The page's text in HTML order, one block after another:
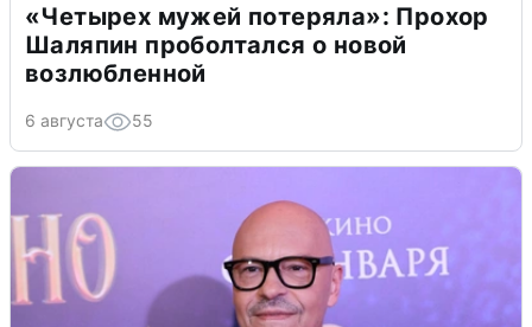
«Четырех мужей потеряла»: Прохор
Шаляпин проболтался о новой
возлюбленной
6 августа 55